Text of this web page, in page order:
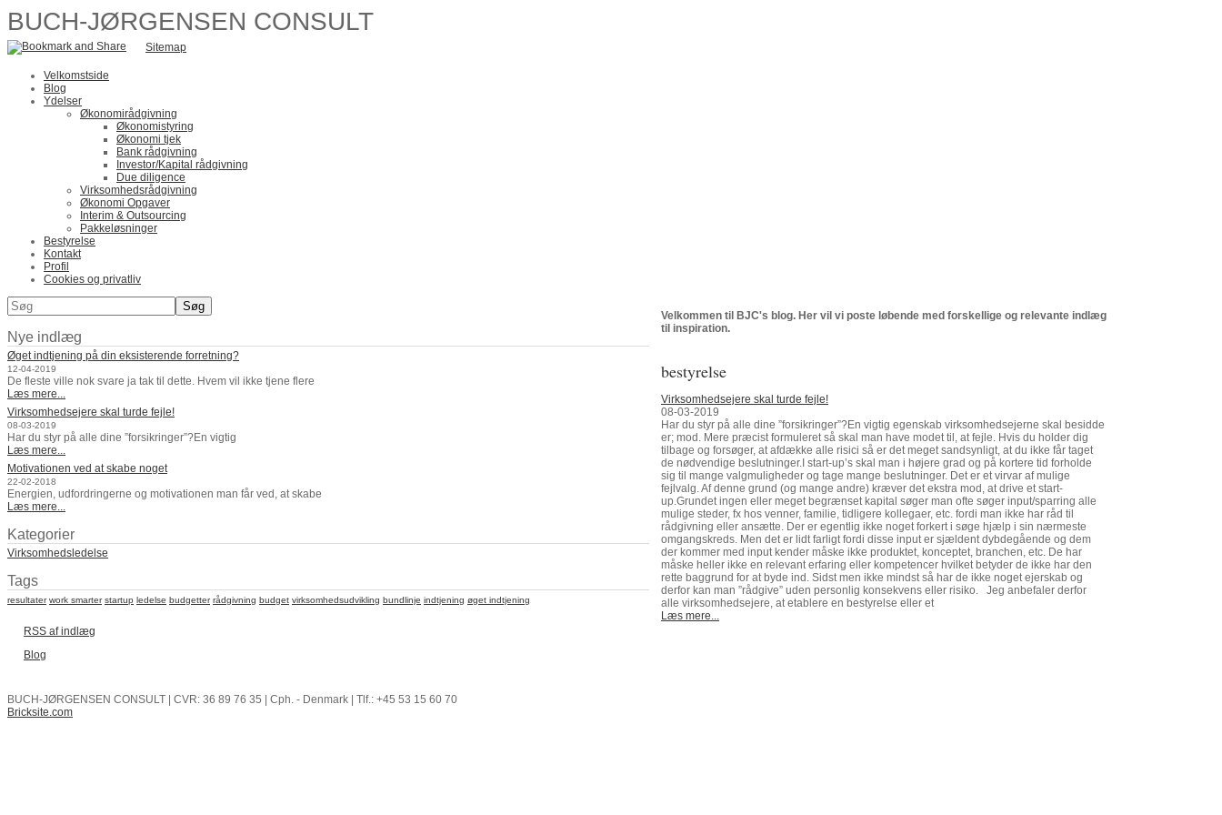
BUCH-JØRGENSEN CONSULT
Sitemap
Velkomstside
Blog
Ydelser
Økonomirådgivning
Økonomistyring
Økonomi tjek
Bank rådgivning
Investor/Kapital rådgivning
Due diligence
Virksomhedsrådgivning
Økonomi Opgaver
Interim & Outsourcing
Pakkeløsninger
Bestyrelse
Kontakt
Profil
Cookies og privatliv
Nye indlæg
Øget indtjening på din eksisterende forretning?
12-04-2019
De fleste ville nok svare ja tak til dette. Hvem vil ikke tjene flere
Læs mere...
Virksomhedsejere skal turde fejle!
08-03-2019
Har du styr på alle dine ”forsikringer”?En vigtig
Læs mere...
Motivationen ved at skabe noget
22-02-2018
Energien, udfordringerne og motivationen man får ved, at skabe
Læs mere...
Kategorier
Virksomhedsledelse
Tags
resultater work smarter startup ledelse budgetter rådgivning budget virksomhedsudvikling bundlinje indtjening øget indtjening
RSS af indlæg
Blog
Velkommen til BJC's blog. Her vil vi poste løbende med forskellige og relevante indlæg
til inspiration.
bestyrelse
Virksomhedsejere skal turde fejle!
08-03-2019
Har du styr på alle dine ”forsikringer”?En vigtig egenskab virksomhedsejerne skal besidde
er; mod. Mere præcist formuleret så skal man have modet til, at fejle. Hvis du holder dig
tilbage og forsøger, at afdække alle risici så er det meget sandsynligt, at du ikke får taget
de nødvendige beslutninger.I start-up’s skal man i højere grad og på kortere tid forholde
sig til mange valgmuligheder og tage mange beslutninger. Det er et virvar af mulige
fejlvalg. Af denne grund (og mange andre) kræver det ekstra mod, at drive et start-
up.Grundet ingen eller meget begrænset kapital søger man ofte søger input/sparring alle
mulige steder, fx hos venner, familie, tidligere kollegaer, etc. fordi man ikke har råd til
rådgivning eller ansætte. Der er egentlig ikke noget forkert i søge hjælp i sin nærmeste
omgangskreds. Men det er lidt farligt fordi disse input er sjældent dybdegående og dem
der kommer med input kender måske ikke produktet, konceptet, branchen, etc. De har
måske heller ikke en relevant erfaring eller kompetencer hvilket betyder de ikke har den
rette baggrund for at byde ind. Sidst men ikke mindst så har de ikke noget ejerskab og
derfor kan man ”rådgive” uden personlig konsekvens eller risiko. Jeg anbefaler derfor
alle virksomhedsejere, at etablere en bestyrelse eller et
Læs mere...
BUCH-JØRGENSEN CONSULT | CVR: 36 89 76 35 | Cph. - Denmark | Tlf.: +45 53 15 60 70
Bricksite.com